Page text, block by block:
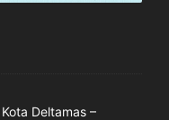
Deltamas –